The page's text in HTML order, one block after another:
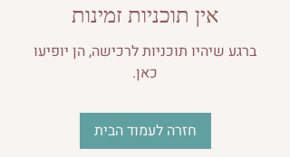
אין תוכניות זמינות
ברגע שיהיו תוכניות לרכישה, הן יופיעו
כאן.
חזרה לעמוד הבית